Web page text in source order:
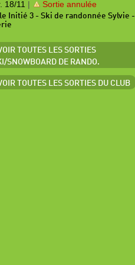
18/11 | Sortie annulée
Initié 3 - Ski de randonnée Sylvie -
TOUTES LES SORTIES
SNOWBOARD DE RANDO.
TOUTES LES SORTIES DU CLUB